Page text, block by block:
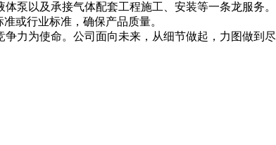
泵以及承接气体配套工程施工、安装等一条龙服务。
或行业标准，确保产品质量。
力为使命。公司面向未来，从细节做起，力图做到尽